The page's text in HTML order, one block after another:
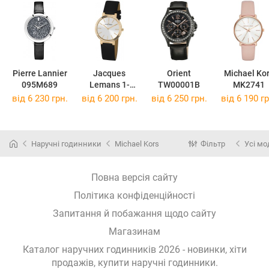
Pierre Lannier
095M689
Jacques
Lemans 1-
2015B
Orient
TW00001B
Michael
MK2741
від 6 230 грн. від 6 200 грн. від 6 250 грн. від 6 190
Наручні годинники Michael Kors Фільтр Усі
Повна версія сайту
Політика конфіденційності
Запитання й побажання щодо сайту
Магазинам
Каталог наручних годинників 2026 - новинки, хіти
продажів, купити наручні годинники.